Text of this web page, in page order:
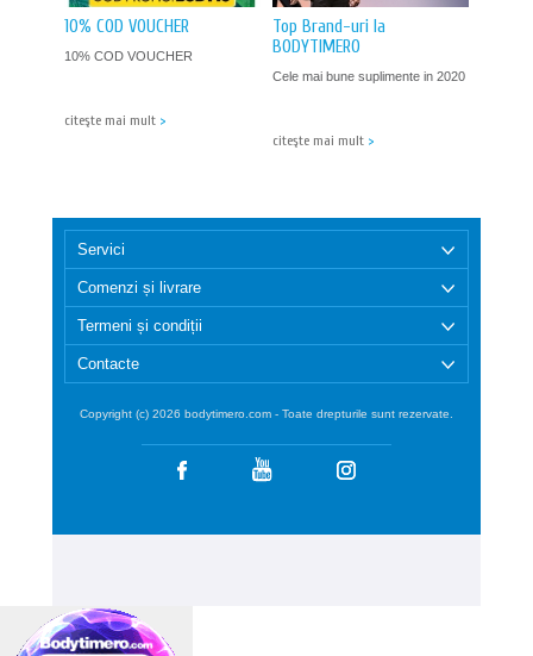
10% COD VOUCHER
10% COD VOUCHER
citeşte mai mult >
Top Brand-uri la
BODYTIMERO
Cele mai bune suplimente in 2020
citeşte mai mult >
Servici
Comenzi și livrare
Termeni și condiții
Contacte
Copyright (c) 2026 bodytimero.com - Toate drepturile sunt rezervate.